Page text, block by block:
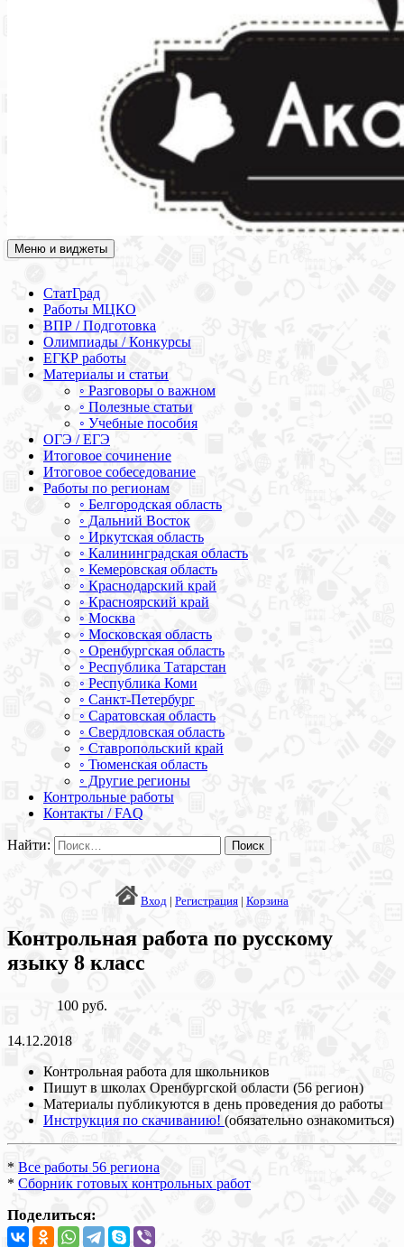
Академия СОВА
Подготовка к ЕГЭ, ОГЭ, ВПР, МЦКО, СтатГрад, КДР, ВОШ,
Меню и виджеты
СтатГрад
Работы МЦКО
ВПР / Подготовка
Олимпиады / Конкурсы
ЕГКР работы
Материалы и статьи
◦ Разговоры о важном
◦ Полезные статьи
◦ Учебные пособия
ОГЭ / ЕГЭ
Итоговое сочинение
Итоговое собеседование
Работы по регионам
◦ Белгородская область
◦ Дальний Восток
◦ Иркутская область
◦ Калининградская область
◦ Кемеровская область
◦ Краснодарский край
◦ Красноярский край
◦ Москва
◦ Московская область
◦ Оренбургская область
◦ Республика Татарстан
◦ Республика Коми
◦ Санкт-Петербург
◦ Саратовская область
◦ Свердловская область
◦ Ставропольский край
◦ Тюменская область
◦ Другие регионы
Контрольные работы
Контакты / FAQ
Найти:
Вход | Регистрация | Корзина
Контрольная работа по русскому
языку 8 класс
100 руб.
14.12.2018
Контрольная работа для школьников
Пишут в школах Оренбургской области (56 регион)
Материалы публикуются в день проведения до работы
Инструкция по скачиванию! (обязательно ознакомиться)
* Все работы 56 региона
* Сборник готовых контрольных работ
Поделиться: